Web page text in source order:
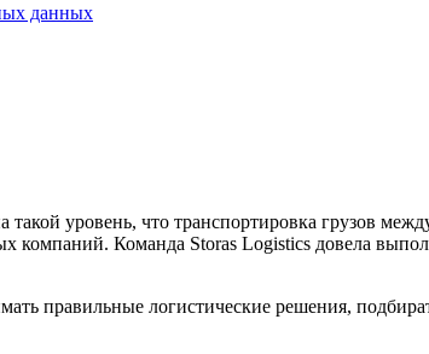
данных
уровень, что транспортировка грузов
компаний. Команда Storas Logistics довела
правильные логистические решения,